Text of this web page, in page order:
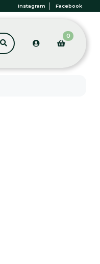
Instagram Facebook
0